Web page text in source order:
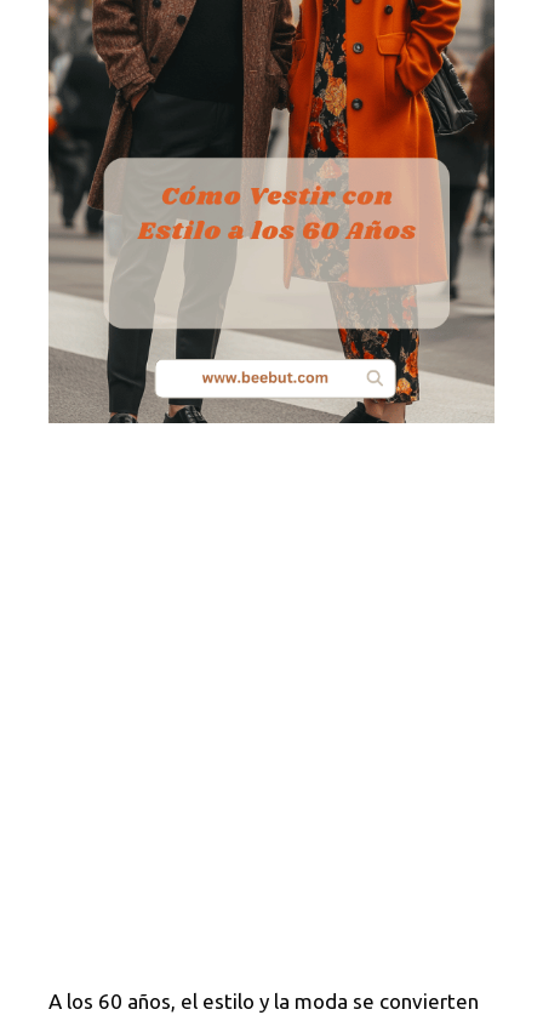
A los 60 años, el estilo y la moda se convierten